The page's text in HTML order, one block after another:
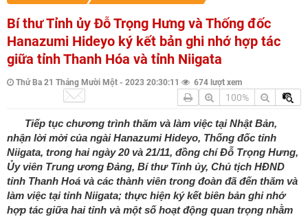
Bí thư Tỉnh ủy Đỗ Trọng Hưng và Thống đốc
Hanazumi Hideyo ký kết bản ghi nhớ hợp tác
giữa tỉnh Thanh Hóa và tỉnh Niigata
Thứ Ba 21 Tháng Mười Một - 2023 20:30:11 674 lượt xem
100%
Tiếp tục chương trình thăm và làm việc tại Nhật Bản,
nhận lời mời của ngài Hanazumi Hideyo, Thống đốc tỉnh
Niigata, trong hai ngày 20 và 21/11, đồng chí Đỗ Trọng Hưng,
Ủy viên Trung ương Đảng, Bí thư Tỉnh ủy, Chủ tịch HĐND
tỉnh Thanh Hoá và các thành viên trong đoàn đã đến thăm và
làm việc tại tỉnh Niigata; thực hiện ký kết biên bản ghi nhớ
hợp tác giữa hai tỉnh và một số hoạt động quan trọng nhằm